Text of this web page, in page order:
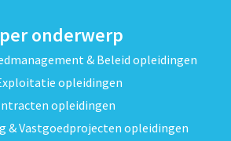
onderwerp
& Beleid opleidingen
opleidingen
opleidingen
& Vastgoedprojecten opleidingen